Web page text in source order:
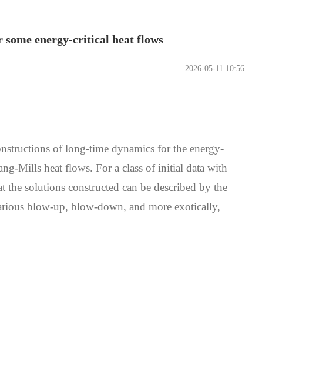
energy-critical heat flows
2026-05-11 10:56
of long-time dynamics for the energy-
Mills heat flows. For a class of initial data with
solutions constructed can be described by the
blow-up, blow-down, and more exotically,